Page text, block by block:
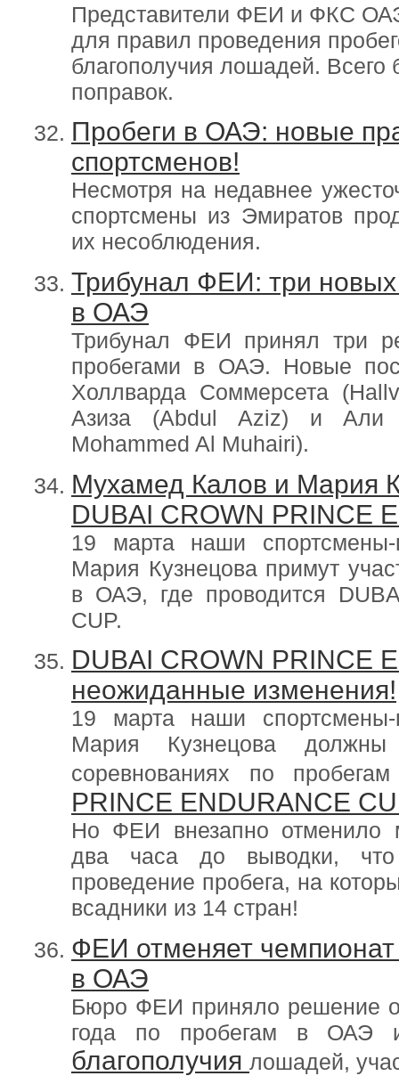
Представители ФЕИ и ФКС
для правил проведения
благополучия лошадей.
поправок.
Пробеги в ОАЭ: новые
спортсменов!
Несмотря на недавнее
спортсмены из Эмиратов
их несоблюдения.
Трибунал ФЕИ: три
в ОАЭ
Трибунал ФЕИ принял три
пробегами в ОАЭ. Новые
Холлварда Соммерсета
Азиза (Abdul Aziz) и
Mohammed Al Muhairi).
Мухамед Калов и Мария
DUBAI CROWN PRINCE
19 марта наши
Мария Кузнецова примут
в ОАЭ, где проводится
CUP.
DUBAI CROWN PRINCE
неожиданные изменения!
19 марта наши
Мария Кузнецова
соревнованиях по
PRINCE ENDURANCE
Но ФЕИ внезапно отменило
два часа до выводки,
проведение пробега, на
всадники из 14 стран!
ФЕИ отменяет
в ОАЭ
Бюро ФЕИ приняло решение
года по пробегам в ОАЭ
благополучия лошадей,